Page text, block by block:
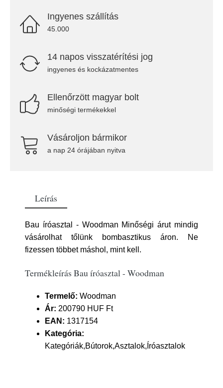
Ingyenes szállítás
45.000
14 napos visszatérítési jog
ingyenes és kockázatmentes
Ellenőrzött magyar bolt
minőségi termékekkel
Vásároljon bármikor
a nap 24 órájában nyitva
Leírás
Bau íróasztal - Woodman Minőségi árut mindig
vásárolhat tőlünk bombasztikus áron. Ne
fizessen többet máshol, mint kell.
Termékleírás Bau íróasztal - Woodman
Termelő: Woodman
Ár: 200790 HUF Ft
EAN: 1317154
Kategória:
Kategóriák,Bútorok,Asztalok,Íróasztalok